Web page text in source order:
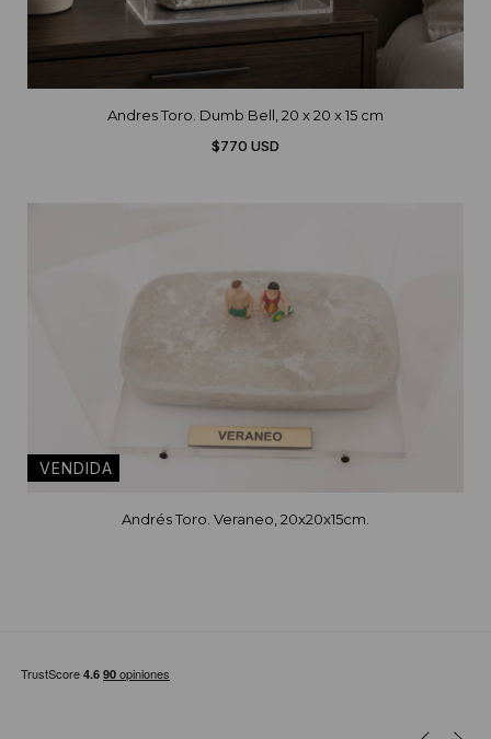
Andres Toro. Dumb Bell, 20 x 20 x 15 cm
$770 USD
Andrés Toro. Veraneo, 20x20x15cm.